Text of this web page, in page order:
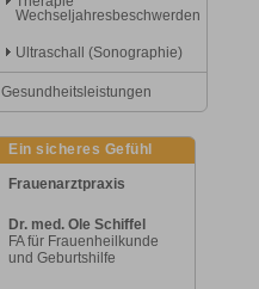
Wechseljahresbeschwerden
Ultraschall (Sonographie)
Gesundheitsleistungen
Ein sicheres Gefühl
Frauenarztpraxis
Dr. med. Ole Schiffel
FA für Frauenheilkunde
und Geburtshilfe